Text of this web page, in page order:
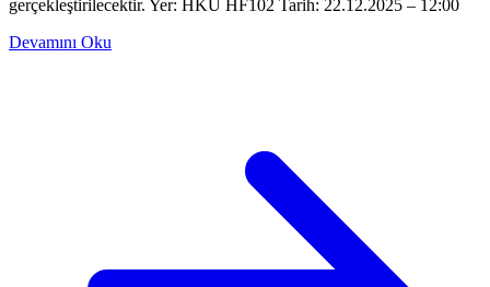
gerçekleştirilecektir. Yer: HKÜ HF102 Tarih: 22.12.2025 – 12:00
Devamını Oku